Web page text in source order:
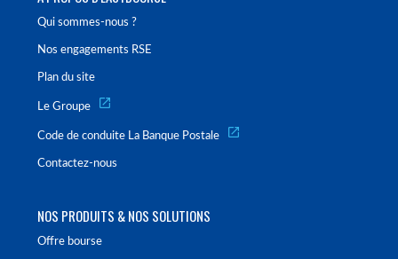
Qui sommes-nous ?
Nos engagements RSE
Plan du site
Le Groupe
Code de conduite La Banque Postale
Contactez-nous
NOS PRODUITS & NOS SOLUTIONS
Offre bourse